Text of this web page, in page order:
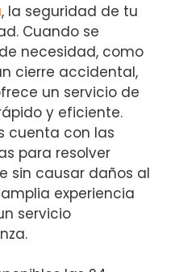
, la seguridad de tu
Cuando se
necesidad, como
cierre accidental,
un servicio de
y eficiente.
cuenta con las
para resolver
sin causar daños al
experiencia
servicio